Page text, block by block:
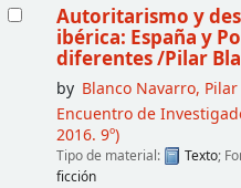
Autoritarismo y
ibérica: España y
diferentes/Pilar
by Blanco Navarro, Pilar
Encuentro de
2016. 9º)
Tipo de material: Texto;
ficción